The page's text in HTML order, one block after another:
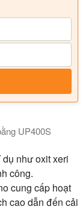
UP400S
như oxit xeri
công.
cung cấp hoạt
cao dẫn đến cải